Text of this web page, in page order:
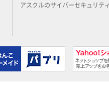
アスクルのサイバーセキュリティ